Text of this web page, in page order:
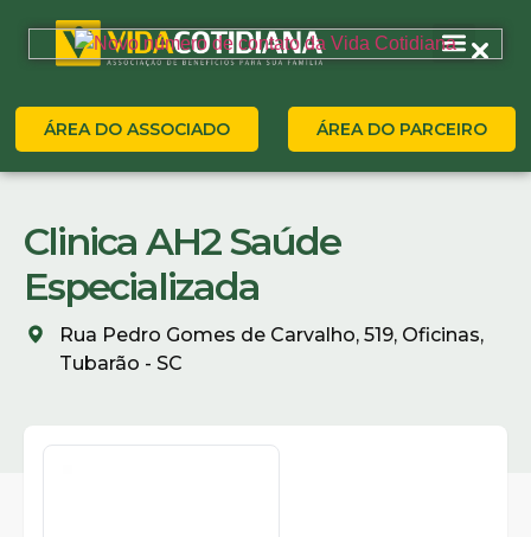
ÁREA DO ASSOCIADO ÁREA DO PARCEIRO
Clinica AH2 Saúde
Especializada
Rua Pedro Gomes de Carvalho, 519, Oficinas,
Tubarão - SC